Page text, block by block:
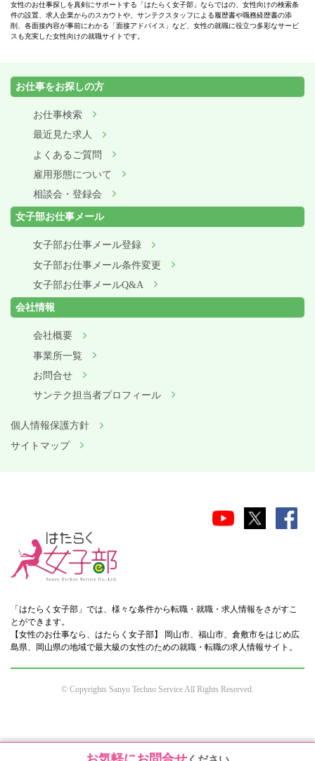
女性のお仕事探しを真剣にサポートする「はたらく女子部」ならではの、女性向けの検索条
件の設置、求人企業からのスカウトや、サンテクスタッフによる履歴書や職務経歴書の添
削、各面接内容が事前にわかる「面接アドバイス」など、女性の就職に役立つ多彩なサービ
スも充実した女性向けの就職サイトです。
お仕事をお探しの方
お仕事検索
最近見た求人
よくあるご質問
雇用形態について
相談会・登録会
女子部お仕事メール
女子部お仕事メール登録
女子部お仕事メール条件変更
女子部お仕事メールQ&A
会社情報
会社概要
事業所一覧
お問合せ
サンテク担当者プロフィール
個人情報保護方針
サイトマップ
「はたらく女子部」では、様々な条件から転職・就職・求人情報をさがすこ
とができます。
【女性のお仕事なら、はたらく女子部】 岡山市、福山市、倉敷市をはじめ広
島県、岡山県の地域で最大級の女性のための就職・転職の求人情報サイト。
© Copyrights Sanyo Techno Service All Rights Reserved.